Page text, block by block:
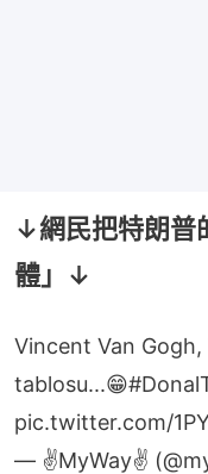
↓網民把特朗普
體」↓
Vincent Van Gogh,
tablosu...😁
pic.twitter.com/
— ✌️MyWay✌️